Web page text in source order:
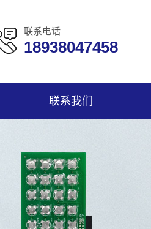
联系电话
18938047458
联系我们